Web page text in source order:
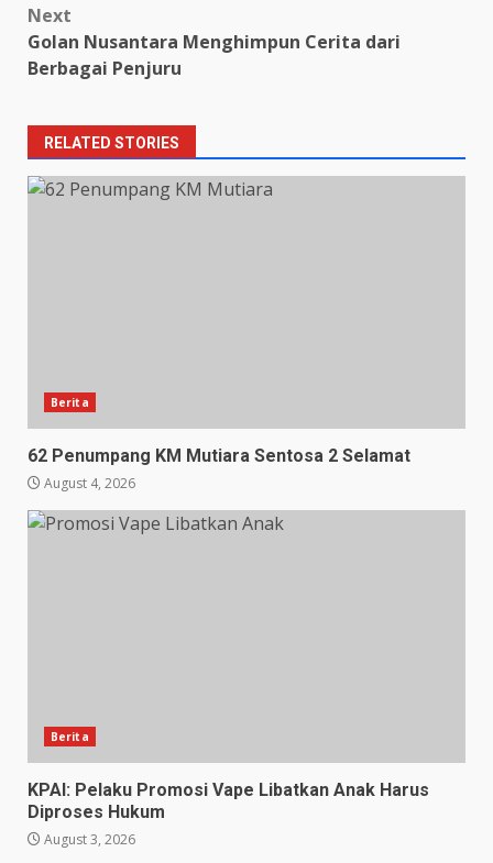
Next
Golan Nusantara Menghimpun Cerita dari
Berbagai Penjuru
RELATED STORIES
Berita
62 Penumpang KM Mutiara Sentosa 2 Selamat
August 4, 2026
Berita
KPAI: Pelaku Promosi Vape Libatkan Anak Harus
Diproses Hukum
August 3, 2026